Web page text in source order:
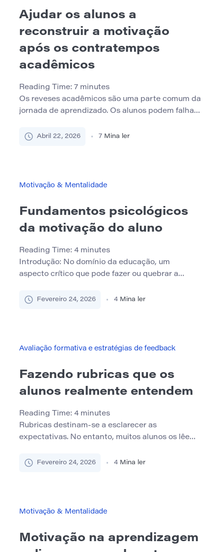
Ajudar os alunos a
reconstruir a motivação
após os contratempos
acadêmicos
Reading Time: 7 minutes
Os reveses acadêmicos são uma parte comum da
jornada de aprendizado. Os alunos podem falhar
inesperadamente baixas, lutar com a escrita
devastadoras no momento, raramente são
Abril 22, 2026 7 Mina ler
Motivação & Mentalidade
Fundamentos psicológicos
da motivação do aluno
Reading Time: 4 minutes
Introdução: No domínio da educação, um
aspecto crítico que pode fazer ou quebrar a
motriz por trás do aprendizado e do sucesso
isso tem na vida […]
Fevereiro 24, 2026 4 Mina ler
Avaliação formativa e estratégias de feedback
Fazendo rubricas que os
alunos realmente entendem
Reading Time: 4 minutes
Rubricas destinam-se a esclarecer as
expectativas. No entanto, muitos alunos os lêem
necessário. Termos como “análise adequada”,
alunos. Quando as rubricas confundem em vez
Fevereiro 24, 2026 4 Mina ler
Motivação & Mentalidade
Motivação na aprendizagem